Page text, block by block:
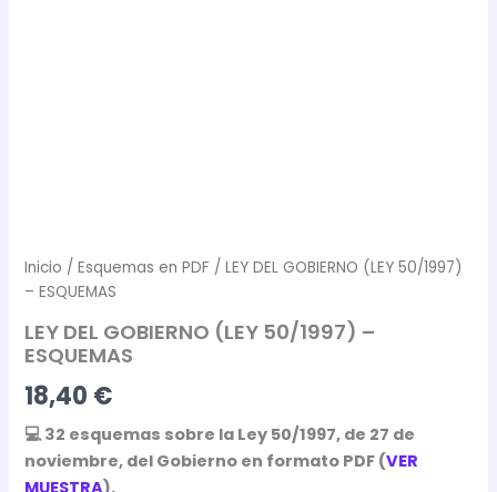
Inicio /Esquemas en PDF / LEY DEL GOBIERNO (LEY 50/1997)
– ESQUEMAS
LEY DEL GOBIERNO (LEY 50/1997) –
ESQUEMAS
18,40 €
💻 32 esquemas sobre la Ley 50/1997, de 27 de
noviembre, del Gobierno en formato PDF (VER